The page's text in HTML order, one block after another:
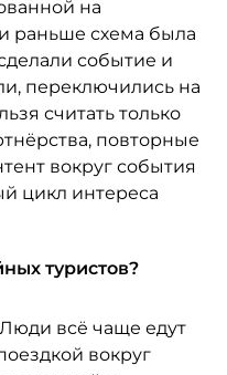
на
раньше схема была
событие и
переключились на
считать только
повторные
вокруг события
цикл интереса
туристов?
всё чаще едут
вокруг